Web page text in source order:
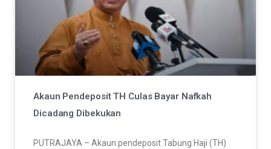
Akaun Pendeposit TH Culas Bayar Nafkah
Dicadang Dibekukan
PUTRAJAYA – Akaun pendeposit Tabung Haji (TH)